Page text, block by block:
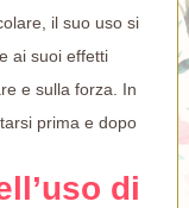
il suo uso si
ai suoi effetti
e sulla forza. In
prima e dopo
di